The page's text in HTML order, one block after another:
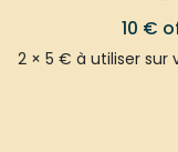
10 €
2 × 5 € à utiliser sur